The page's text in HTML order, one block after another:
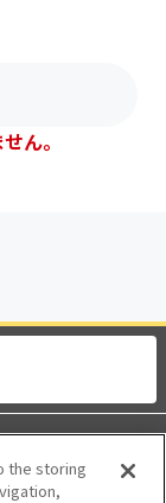
ん。
情報保護
the storing